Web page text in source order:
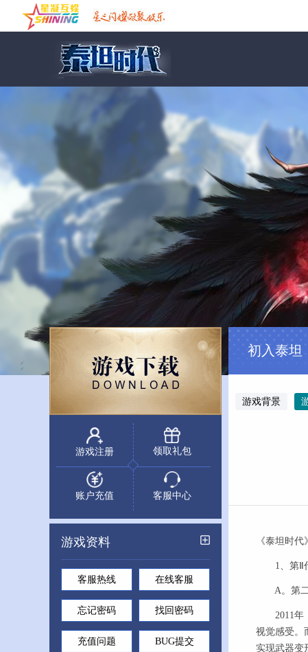
游戏注册 领取礼包
账户充值 客服中心
游戏资料
客服热线 在线客服
忘记密码 找回密码
充值问题 BUG提交
初入泰坦
游戏背景
《泰坦时
1、第Ⅱ
A。第二
2011年，
视觉感受。
实现武器变